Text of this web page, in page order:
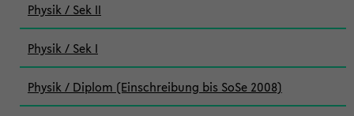
Physik / Sek II
Physik / Sek I
Physik / Diplom (Einschreibung bis SoSe 2008)